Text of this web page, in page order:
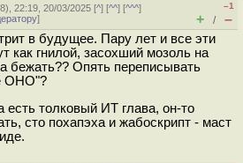
), 22:19, 20/03/2025 [^] [^^] [^^^]
]
–1
+ / –
в будущее. Пару лет и все эти
как гнилой, засохший мозоль на
бежать?? Опять переписывать
ОНО"?
есть толковый ИТ глава, он-то
сто похапэха и жабоскрипт - маст